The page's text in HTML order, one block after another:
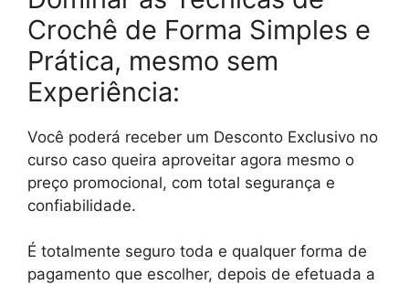
Crochê de Forma Simples e
Prática, mesmo sem
Experiência:
Você poderá receber um Desconto Exclusivo no
curso caso queira aproveitar agora mesmo o
preço promocional, com total segurança e
confiabilidade.
É totalmente seguro toda e qualquer forma de
pagamento que escolher, depois de efetuada a